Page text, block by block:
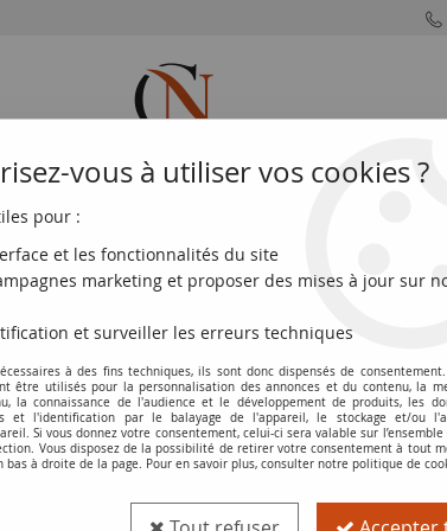
DU MONDE EUROS
de France au buste juvénile - Louis XIV 1658 I
Pièce France Liard de France au
Réf. :NCP1149
vous à utiliser vos cookies ?
pour :
et les fonctionnalités du site
marketing et proposer des mises à jour sur
et surveiller les erreurs techniques
à des fins techniques, ils sont donc dispensés de
être utilisés pour la personnalisation des annonces et du contenu, la
la connaissance de l'audience et le développement de produits, les
et l'identification par le balayage de l'appareil, le stockage et/ou
Si vous donnez votre consentement, celui-ci sera valable sur l’ensemble
Vous disposez de la possibilité de retirer votre consentement à tout
à droite de la page. Pour en savoir plus, consulter notre politique de